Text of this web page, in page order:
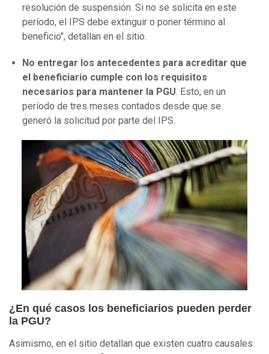
resolución de suspensión. Si no se solicita en este
período, el IPS debe extinguir o poner término al
beneficio", detallan en el sitio.
No entregar los antecedentes para acreditar que
el beneficiario cumple con los requisitos
necesarios para mantener la PGU. Esto, en un
período de tres meses contados desde que se
generó la solicitud por parte del IPS.
¿En qué casos los beneficiarios pueden perder
la PGU?
Asimismo, en el sitio detallan que existen cuatro causales